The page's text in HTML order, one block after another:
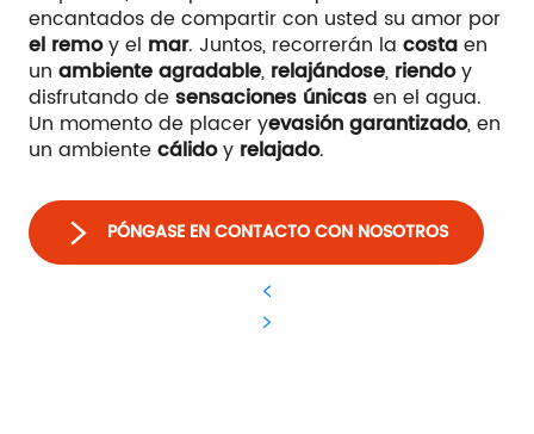
encantados de compartir con usted su amor por
el remoy el mar. Juntos, recorrerán la costaen
un ambiente agradable, relajándose, riendoy
disfrutando desensaciones únicasen el agua.
Un momento de placer yevasión garantizado, en
un ambientecálidoy relajado.
PÓNGASE EN CONTACTO CON NOSOTROS